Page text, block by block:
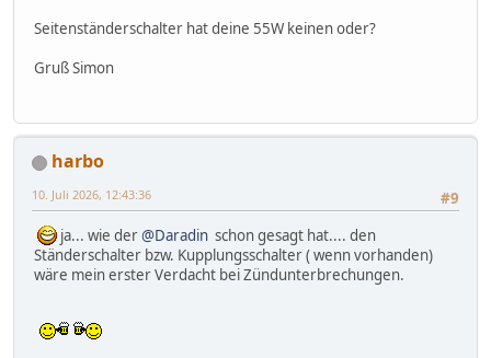
Seitenständerschalter hat deine 55W keinen oder?
Gruß Simon
harbo
#9
10. Juli 2026, 12:43:36
ja... wie der@Daradin schon gesagt hat.... den
Ständerschalter bzw. Kupplungsschalter ( wenn vorhanden)
wäre mein erster Verdacht bei Zündunterbrechungen.